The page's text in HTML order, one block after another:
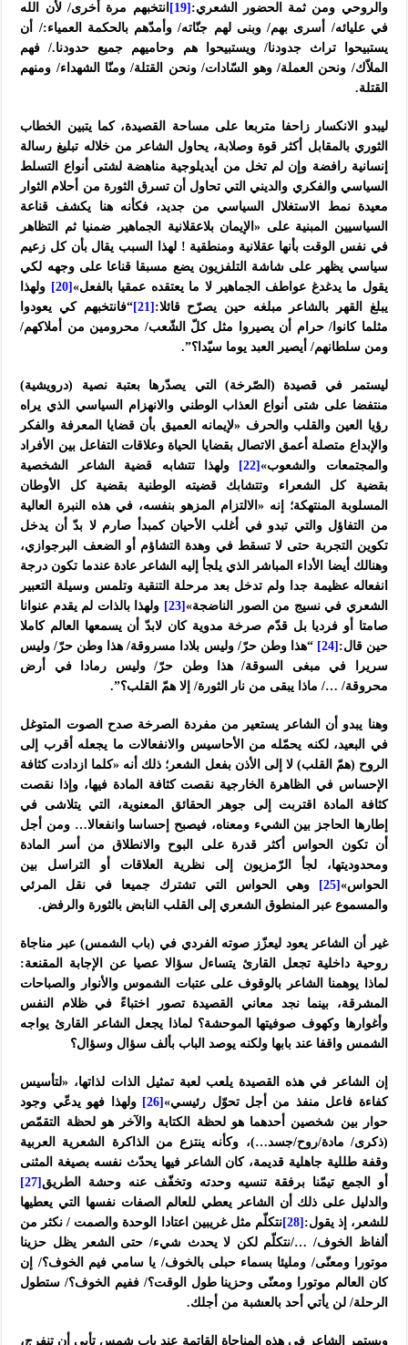
والروحي ومن ثمة الحضور الشعري: [19]
انتخبهم مرة أخرى/ لأن الله
في عليائه/ أسرى بهم/ وبنى لهم جنّاته/ وأمدّهم بالحكمة العمياء:/ أن
يستبيحوا تراث جدودنا/ ويستبيحوا هم وحاميهم جميع حدودنا./ فهم
الملاّك/ ونحن العملة/ وهو السّادات/ ونحن القتلة/ ومنّا الشهداء/ ومنهم
القتلة.
ليبدو الانكسار زاحفا متربعا على مساحة القصيدة، كما يتبين الخطاب
الثوري بالمقابل أكثر قوة وصلابة، يحاول الشاعر من خلاله تبليغ رسالة
إنسانية رافضة وإن لم تخل من أيديلوجية مناهضة لشتى أنواع التسلط
السياسي والفكري والديني التي تحاول أن تسرق الثورة من أحلام الثوار
معيدة نمط الاستغلال السياسي من جديد، فكأنه هنا يكشف قناعة
السياسيين المبنية على «الإيمان بلاعقلانية الجماهير ضمنيا ثم التظاهر
في نفس الوقت بأنها عقلانية ومنطقية ! لهذا السبب يقال بأن كل زعيم
سياسي يظهر على شاشة التلفزيون يضع مسبقا قناعا على وجهه لكي
يقول ما يدغدغ عواطف الجماهير لا ما يعتقده عمقيا بالفعل» [20]
ولهذا
يبلغ القهر بالشاعر مبلغه حين يصرّح قائلا: [21]
“فانتخبهم كي یعودوا
مثلما كانوا/ حرام أن یصیروا مثل كلّ الشّعب/ محرومین من أملاكهم/
ومن سلطانهم/ أیصیر العبد یوما سیّدا؟”.
ليستمر في قصيدة (الصّرخة) التي يصدّرها بعتبة نصية (درويشية)
منتفضا على شتى أنواع العذاب الوطني والانهزام السياسي الذي يراه
رؤيا العين والقلب والحرف «لإيمانه العميق بأن قضايا المعرفة والفكر
والإبداع متصلة أعمق الاتصال بقضايا الحياة وعلاقات التفاعل بين الأفراد
والمجتمعات والشعوب»[22]
ولهذا تتشابه قضية الشاعر الشخصية
بقضية كل الشعراء وتتشابك قضيته الوطنية بقضية كل الأوطان
المسلوبة المنتهكة؛ إنه «الالتزام المزهو بنفسه، في هذه النبرة العالية
من التفاؤل والتي تبدو في أغلب الأحيان كمبدأ صارم لا بدّ أن يدخل
تكوين التجربة حتى لا تسقط في وهدة التشاؤم أو الضعف البرجوازي،
وهنالك أيضا الأداء المباشر الذي يلجأ إليه الشاعر عادة عندما تكون درجة
انفعاله عظيمة جدا ولم تدخل بعد مرحلة التنقية وتلمس وسيلة التعبير
الشعري في نسيج من الصور الناضجة»[23]
ولهذا بالذات لم يقدم عنوانا
صامتا أو فرديا بل قدّم صرخة مدوية كان لابدّ أن يسمعها العالم كاملا
حين قال: [24]
“هذا وطن حرّ/ وليس بلادا مسروقة/ هذا وطن حرّ/ وليس
سريرا في مبغى السوقة/ هذا وطن حرّ/ وليس رمادا في أرض
محروقة/ …/ ماذا يبقى من نار الثورة/ إلا همّ القلب؟”.
وهنا يبدو أن الشاعر يستعير من مفردة الصرخة صدح الصوت المتوغل
في البعيد، لكنه يحمّله من الأحاسيس والانفعالات ما يجعله أقرب إلى
الروح (همّ القلب) لا إلى الأذن بفعل الشعر؛ ذلك أنه «كلما ازدادت كثافة
الإحساس في الظاهرة الخارجية نقصت كثافة المادة فيها، وإذا نقصت
كثافة المادة اقتربت إلى جوهر الحقائق المعنوية، التي يتلاشى في
إطارها الحاجز بين الشيء ومعناه، فيصبح إحساسا وانفعالا… ومن أجل
أن تكون الحواس أكثر قدرة على البوح والانطلاق من أسر المادة
ومحدوديتها، لجأ الرّمزيون إلى نظرية العلاقات أو التراسل بين
الحواس» [25]
وهي الحواس التي تشترك جميعا في نقل المرئي
والمسموع عبر المنطوق الشعري إلى القلب النابض بالثورة والرفض.
غير أن الشاعر يعود ليعزّز صوته الفردي في (باب الشمس) عبر مناجاة
روحية داخلية تجعل القارئ يتساءل سؤالا عصيا عن الإجابة المقنعة:
لماذا يوهمنا الشاعر بالوقوف على عتبات الشموس والأنوار والصباحات
المشرقة، بينما نجد معاني القصيدة تصور اختباءً في ظلام النفس
وأغوارها وكهوف صوفيتها الموحشة؟ لماذا يجعل الشاعر القارئ يواجه
الشمس واقفا عند بابها ولكنه يوصد الباب بألف سؤال وسؤال؟
إن الشاعر في هذه القصيدة يلعب لعبة تمثيل الذات لذاتها، «لتأسيس
كفاءة فاعل منفذ من أجل تحوّل رئيسي»[26]
ولهذا فهو يدعّي وجود
حوار بين شخصين أحدهما هو لحظة الكتابة والآخر هو لحظة التقمّص
(ذكرى/ مادة/روح/جسد…)، وكأنه ينتزع من الذاكرة الشعرية العربية
وقفة طللية جاهلية قديمة، كان الشاعر فيها يحدّث نفسه بصيغة المثنى
أو الجمع تيمّنا برفقة تنسيه وحدته وتخفّف عنه وحشة الطريق[27]
والدليل على ذلك أن الشاعر يعطي للعالم الصفات نفسها التي يعطيها
للشعر، إذ يقول: [28]
نتكلّم مثل غريبين اعتادا الوحدة والصمت / نكثر من
ألفاظ الخوف/ …/نتكلّم لكن لا يحدث شيء/ حتى الشعر يظل حزينا
موتورا ومعنّى/ ومليئا بسماء حبلى بالخوف/ يا سامي فيم الخوف؟/ إن
كان العالم موتورا ومعنّى وحزينا طول الوقت؟/ ففيم الخوف؟/ ستطول
الرحلة/ لن يأتي أحد بالعشبة من أجلك.
ويستمر الشاعر في هذه المناجاة القاتمة عند باب شمس تأبى أن تنفرج،